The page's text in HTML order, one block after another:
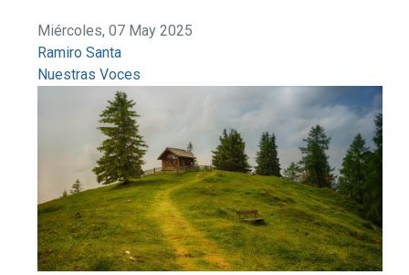
Miércoles, 07 May 2025
Ramiro Santa
Nuestras Voces